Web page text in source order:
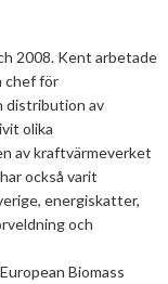
2008. Kent arbetade
chef för
distribution av
olika
av kraftvärmeverket
också varit
energiskatter,
och
Biomass